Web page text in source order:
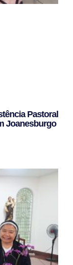
Pastoral
Joanesburgo